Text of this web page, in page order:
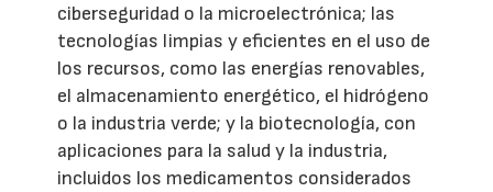
ciberseguridad o la microelectrónica; las
tecnologías limpias y eficientes en el uso de
los recursos, como las energías renovables,
el almacenamiento energético, el hidrógeno
o la industria verde; y la biotecnología, con
aplicaciones para la salud y la industria,
incluidos los medicamentos considerados